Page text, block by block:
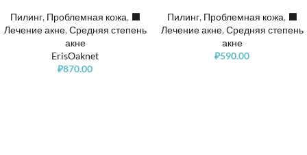
Пилинг, Проблемная кожа, ⬛️
Лечение акне, Средняя степень
акне
ErisOaknet
₽870.00
Пилинг, Проблемная кожа, ⬛️
Лечение акне, Средняя степень
акне
₽590.00